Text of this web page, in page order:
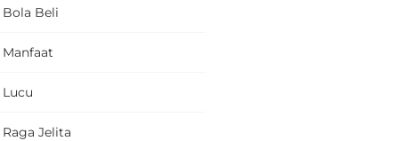
Bola Beli
Manfaat
Lucu
Raga Jelita